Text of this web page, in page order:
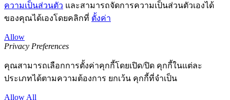
ความเป็นส่วนตัว และสามารถจัดการความเป็นส่วนตัวเองได้
ของคุณได้เองโดยคลิกที่ ตั้งค่า
Allow
Privacy Preferences
คุณสามารถเลือกการตั้งค่าคุกกี้โดยเปิด/ปิด คุกกี้ในแต่ละ
ประเภทได้ตามความต้องการ ยกเว้น คุกกี้ที่จำเป็น
Allow All